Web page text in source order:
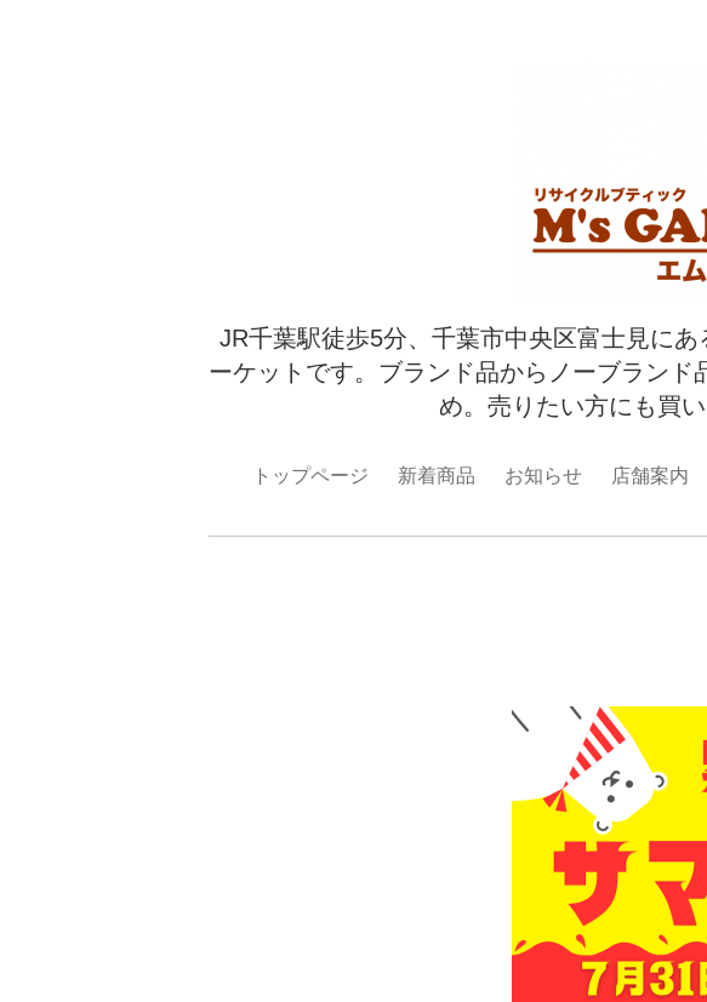
JR千葉駅徒歩5分、千葉市中央区富士見に
ーケットです。ブランド品からノーブラン
め。売りたい方にも買
トップページ 新着商品 お知らせ 店舗案内